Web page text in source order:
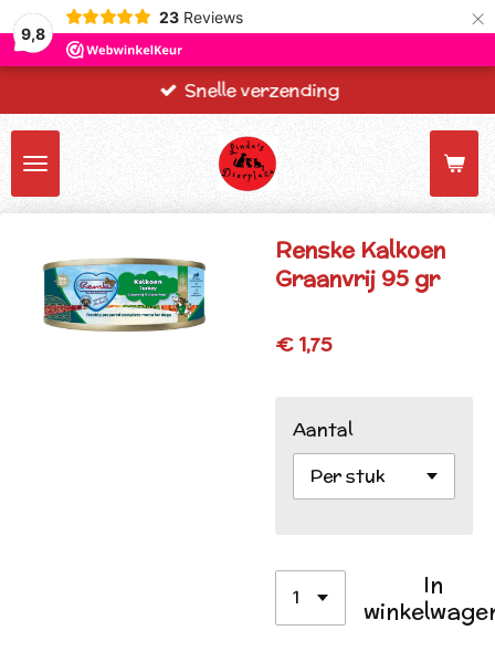
9,8
23 Reviews ×
Snelle verzending
Renske Kalkoen
Graanvrij 95 gr
€ 1,75
Aantal
In